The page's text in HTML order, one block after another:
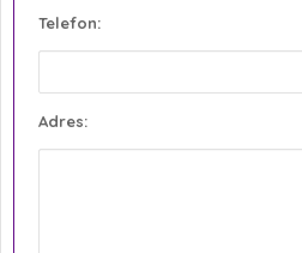
Telefon:
Adres: